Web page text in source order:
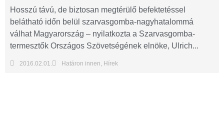
Hosszú távú, de biztosan megtérülő befektetéssel
belátható időn belül szarvasgomba-nagyhatalommá
válhat Magyarország – nyilatkozta a Szarvasgomba-
termesztők Országos Szövetségének elnöke, Ulrich...
2016.02.01. Határon innen, Hírek